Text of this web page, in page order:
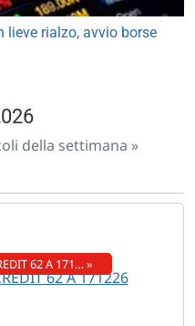
lieve rialzo, avvio borse
della settimana »
62 A 171… »